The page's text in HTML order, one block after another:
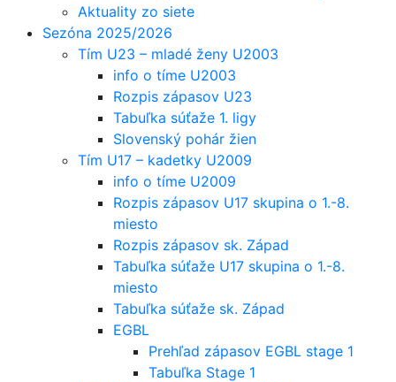
Aktuality zo siete
Sezóna 2025/2026
Tím U23 – mladé ženy U2003
info o tíme U2003
Rozpis zápasov U23
Tabuľka súťaže 1. ligy
Slovenský pohár žien
Tím U17 – kadetky U2009
info o tíme U2009
Rozpis zápasov U17 skupina o 1.-8.
miesto
Rozpis zápasov sk. Západ
Tabuľka súťaže U17 skupina o 1.-8.
miesto
Tabuľka súťaže sk. Západ
EGBL
Prehľad zápasov EGBL stage 1
Tabuľka Stage 1